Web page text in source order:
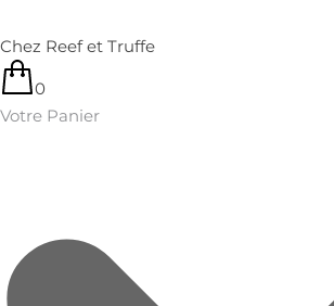
Chez Reef et Truffe
0
Votre Panier